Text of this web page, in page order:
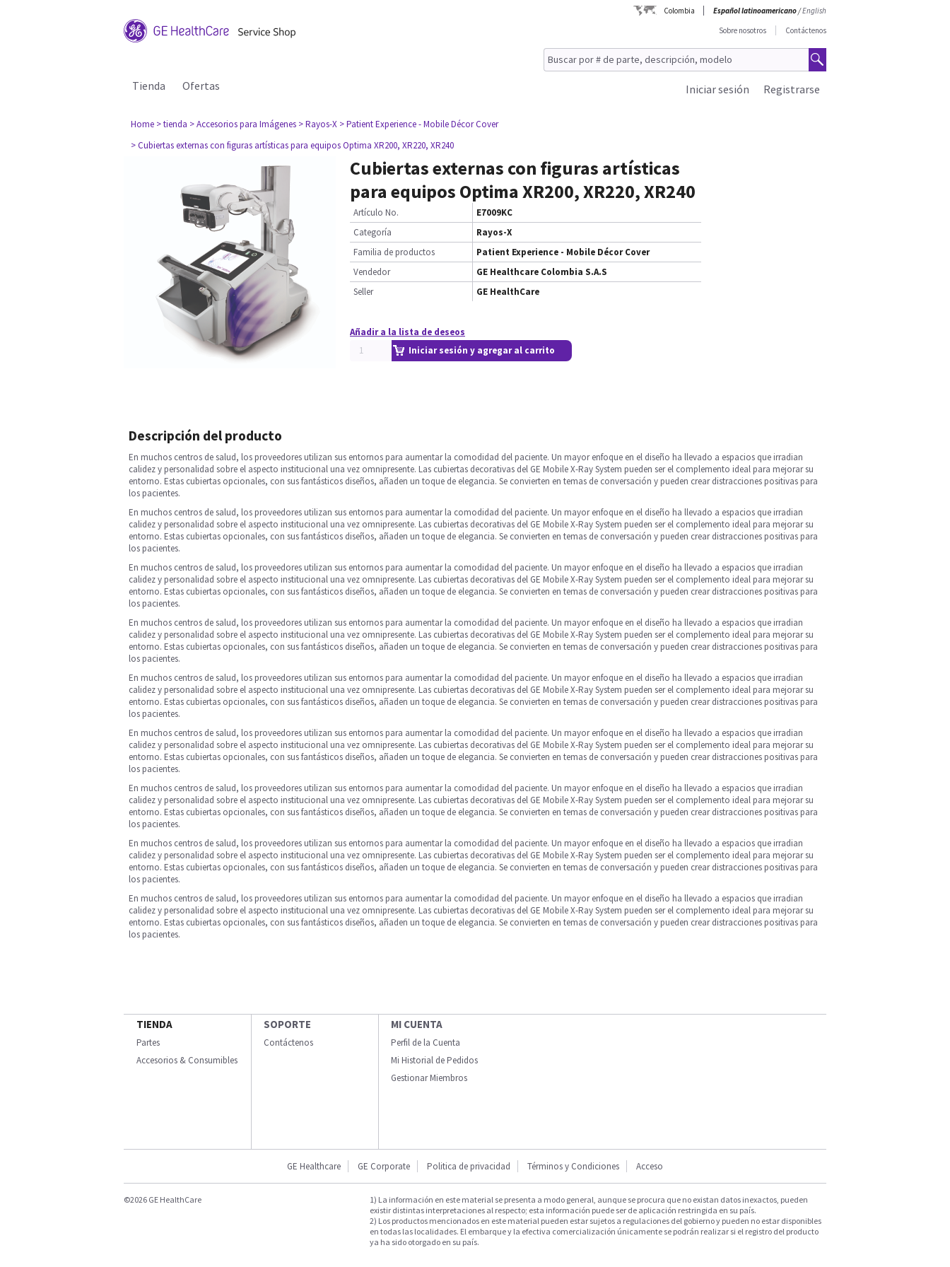
Colombia Español latinoamericano/English
Sobre nosotros
Contáctenos
Tienda Ofertas Registrarse
Iniciar sesión
Home > tienda > Accesorios para Imágenes > Rayos-X > Patient Experience - Mobile Décor Cover
> Cubiertas externas con figuras artísticas para equipos Optima XR200, XR220, XR240
Cubiertas externas con figuras artísticas
para equipos Optima XR200, XR220, XR240
Artículo No.
E7009KC
Categoría
Rayos-X
Familia de productos
Patient Experience - Mobile Décor Cover
Vendedor
GE Healthcare Colombia S.A.S
Seller
GE HealthCare
Añadir a la lista de deseos
Iniciar sesión y agregar al carrito
Descripción del producto
En muchos centros de salud, los proveedores utilizan sus entornos para aumentar la comodidad del paciente. Un mayor enfoque en el diseño ha llevado a espacios que irradian
calidez y personalidad sobre el aspecto institucional una vez omnipresente. Las cubiertas decorativas del GE Mobile X-Ray System pueden ser el complemento ideal para mejorar su
entorno. Estas cubiertas opcionales, con sus fantásticos diseños, añaden un toque de elegancia. Se convierten en temas de conversación y pueden crear distracciones positivas para
los pacientes.
En muchos centros de salud, los proveedores utilizan sus entornos para aumentar la comodidad del paciente. Un mayor enfoque en el diseño ha llevado a espacios que irradian
calidez y personalidad sobre el aspecto institucional una vez omnipresente. Las cubiertas decorativas del GE Mobile X-Ray System pueden ser el complemento ideal para mejorar su
entorno. Estas cubiertas opcionales, con sus fantásticos diseños, añaden un toque de elegancia. Se convierten en temas de conversación y pueden crear distracciones positivas para
los pacientes.
En muchos centros de salud, los proveedores utilizan sus entornos para aumentar la comodidad del paciente. Un mayor enfoque en el diseño ha llevado a espacios que irradian
calidez y personalidad sobre el aspecto institucional una vez omnipresente. Las cubiertas decorativas del GE Mobile X-Ray System pueden ser el complemento ideal para mejorar su
entorno. Estas cubiertas opcionales, con sus fantásticos diseños, añaden un toque de elegancia. Se convierten en temas de conversación y pueden crear distracciones positivas para
los pacientes.
En muchos centros de salud, los proveedores utilizan sus entornos para aumentar la comodidad del paciente. Un mayor enfoque en el diseño ha llevado a espacios que irradian
calidez y personalidad sobre el aspecto institucional una vez omnipresente. Las cubiertas decorativas del GE Mobile X-Ray System pueden ser el complemento ideal para mejorar su
entorno. Estas cubiertas opcionales, con sus fantásticos diseños, añaden un toque de elegancia. Se convierten en temas de conversación y pueden crear distracciones positivas para
los pacientes.
En muchos centros de salud, los proveedores utilizan sus entornos para aumentar la comodidad del paciente. Un mayor enfoque en el diseño ha llevado a espacios que irradian
calidez y personalidad sobre el aspecto institucional una vez omnipresente. Las cubiertas decorativas del GE Mobile X-Ray System pueden ser el complemento ideal para mejorar su
entorno. Estas cubiertas opcionales, con sus fantásticos diseños, añaden un toque de elegancia. Se convierten en temas de conversación y pueden crear distracciones positivas para
los pacientes.
En muchos centros de salud, los proveedores utilizan sus entornos para aumentar la comodidad del paciente. Un mayor enfoque en el diseño ha llevado a espacios que irradian
calidez y personalidad sobre el aspecto institucional una vez omnipresente. Las cubiertas decorativas del GE Mobile X-Ray System pueden ser el complemento ideal para mejorar su
entorno. Estas cubiertas opcionales, con sus fantásticos diseños, añaden un toque de elegancia. Se convierten en temas de conversación y pueden crear distracciones positivas para
los pacientes.
En muchos centros de salud, los proveedores utilizan sus entornos para aumentar la comodidad del paciente. Un mayor enfoque en el diseño ha llevado a espacios que irradian
calidez y personalidad sobre el aspecto institucional una vez omnipresente. Las cubiertas decorativas del GE Mobile X-Ray System pueden ser el complemento ideal para mejorar su
entorno. Estas cubiertas opcionales, con sus fantásticos diseños, añaden un toque de elegancia. Se convierten en temas de conversación y pueden crear distracciones positivas para
los pacientes.
En muchos centros de salud, los proveedores utilizan sus entornos para aumentar la comodidad del paciente. Un mayor enfoque en el diseño ha llevado a espacios que irradian
calidez y personalidad sobre el aspecto institucional una vez omnipresente. Las cubiertas decorativas del GE Mobile X-Ray System pueden ser el complemento ideal para mejorar su
entorno. Estas cubiertas opcionales, con sus fantásticos diseños, añaden un toque de elegancia. Se convierten en temas de conversación y pueden crear distracciones positivas para
los pacientes.
En muchos centros de salud, los proveedores utilizan sus entornos para aumentar la comodidad del paciente. Un mayor enfoque en el diseño ha llevado a espacios que irradian
calidez y personalidad sobre el aspecto institucional una vez omnipresente. Las cubiertas decorativas del GE Mobile X-Ray System pueden ser el complemento ideal para mejorar su
entorno. Estas cubiertas opcionales, con sus fantásticos diseños, añaden un toque de elegancia. Se convierten en temas de conversación y pueden crear distracciones positivas para
los pacientes.
TIENDA
Partes
Accesorios & Consumibles
SOPORTE
Contáctenos
MI CUENTA
Perfil de la Cuenta
Mi Historial de Pedidos
Gestionar Miembros
GE Healthcare GE Corporate Politica de privacidad Términos y Condiciones Acceso
©2026 GE HealthCare
1) La información en este material se presenta a modo general, aunque se procura que no existan datos inexactos, pueden
existir distintas interpretaciones al respecto; esta información puede ser de aplicación restringida en su país.
2) Los productos mencionados en este material pueden estar sujetos a regulaciones del gobierno y pueden no estar disponibles
en todas las localidades. El embarque y la efectiva comercialización únicamente se podrán realizar si el registro del producto
ya ha sido otorgado en su país.